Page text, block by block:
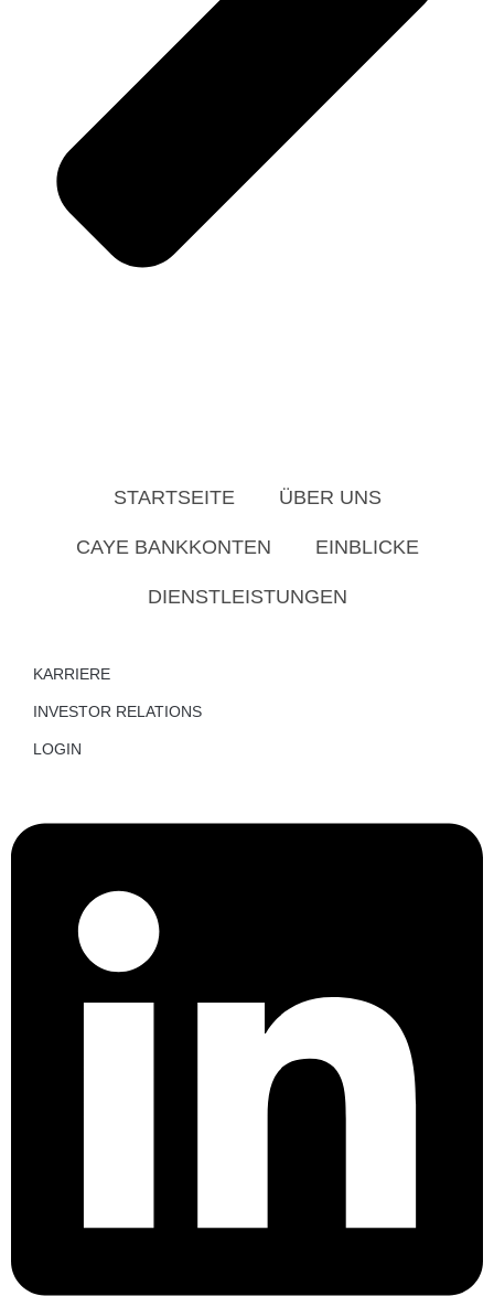
STARTSEITE ÜBER UNS
CAYE BANKKONTEN EINBLICKE
DIENSTLEISTUNGEN
KARRIERE
INVESTOR RELATIONS
LOGIN